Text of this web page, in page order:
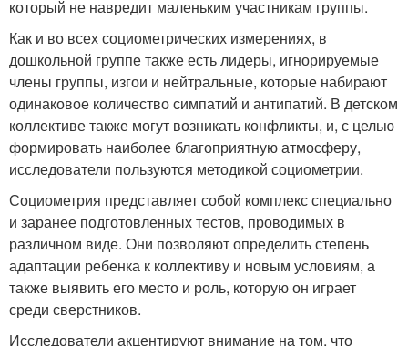
который не навредит маленьким участникам группы.
Как и во всех социометрических измерениях, в
дошкольной группе также есть лидеры, игнорируемые
члены группы, изгои и нейтральные, которые набирают
одинаковое количество симпатий и антипатий. В детском
коллективе также могут возникать конфликты, и, с целью
формировать наиболее благоприятную атмосферу,
исследователи пользуются методикой социометрии.
Социометрия представляет собой комплекс специально
и заранее подготовленных тестов, проводимых в
различном виде. Они позволяют определить степень
адаптации ребенка к коллективу и новым условиям, а
также выявить его место и роль, которую он играет
среди сверстников.
Исследователи акцентируют внимание на том, что